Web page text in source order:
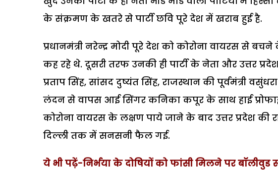
के संक्रमण के खतरे से पार्टी छवि पूरे देश में खराब हुई है.
प्रधानमंत्री नरेन्द्र मोदी पूरे देश को कोरोना वायरस से
कह रहे थे. दूसरी तरफ उनकी ही पार्टी के नेता और उत्तर
प्रताप सिंह, सांसद दुष्यंत सिंह, राजस्थान की पूर्वमंत्री
लंदन से वापस आई सिंगर कनिका कपूर के साथ हाई
कोरोना वायरस के लक्षण पाये जाने के बाद उत्तर प्रदेश
दिल्ली तक में सनसनी फैल गई.
ये भी पढ़ें-निर्भया के दोषियों को फांसी मिलने पर बॉलीवुड